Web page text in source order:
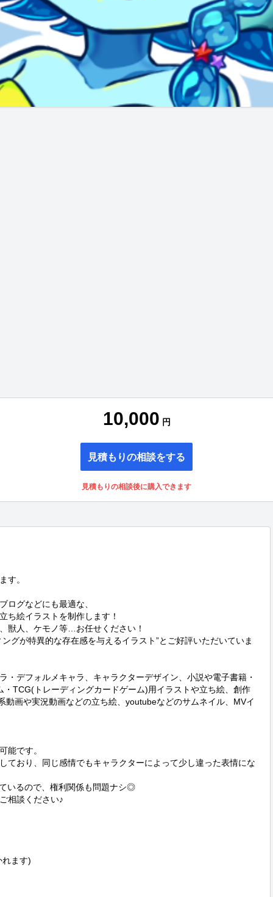
10,000 円
見積もりの相談をする
見積もりの相談後に購入できます
す。
ログなどにも最適な、
ち絵イラストを制作します！
獣人、ケモノ等…お任せください！
グが特異的な存在感を与えるイラスト”とご好評いただいていま
・デフォルメキャラ、キャラクターデザイン、小説や電子書籍・
TCG(トレーディングカードゲーム)用イラストや立ち絵、創作
動画や実況動画などの立ち絵、youtubeなどのサムネイル、MVイ
能です。
ており、同じ感情でもキャラクターによって少し違った表情にな
いるので、権利関係も問題ナシ◎
相談ください♪
ます)